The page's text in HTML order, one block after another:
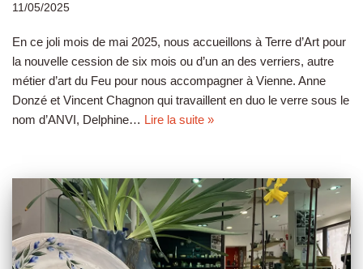
11/05/2025
En ce joli mois de mai 2025, nous accueillons à Terre d’Art pour
la nouvelle cession de six mois ou d’un an des verriers, autre
métier d’art du Feu pour nous accompagner à Vienne. Anne
Donzé et Vincent Chagnon qui travaillent en duo le verre sous le
nom d’ANVI, Delphine… Lire la suite »